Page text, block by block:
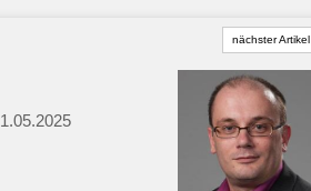
nächster Artikel